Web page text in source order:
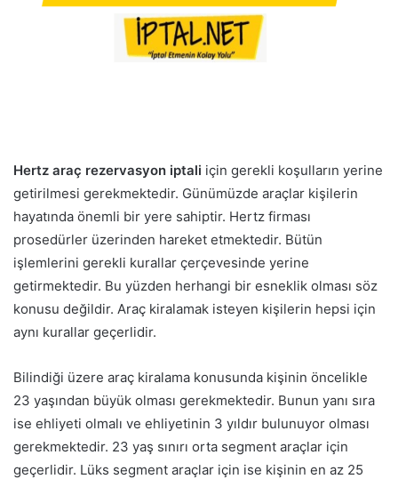
Hertz araç rezervasyon iptali için gerekli koşulların yerine
getirilmesi gerekmektedir. Günümüzde araçlar kişilerin
hayatında önemli bir yere sahiptir. Hertz firması
prosedürler üzerinden hareket etmektedir. Bütün
işlemlerini gerekli kurallar çerçevesinde yerine
getirmektedir. Bu yüzden herhangi bir esneklik olması söz
konusu değildir. Araç kiralamak isteyen kişilerin hepsi için
aynı kurallar geçerlidir.
Bilindiği üzere araç kiralama konusunda kişinin öncelikle
23 yaşından büyük olması gerekmektedir. Bunun yanı sıra
ise ehliyeti olmalı ve ehliyetinin 3 yıldır bulunuyor olması
gerekmektedir. 23 yaş sınırı orta segment araçlar için
geçerlidir. Lüks segment araçlar için ise kişinin en az 25